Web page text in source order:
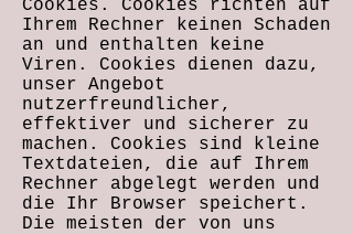
Cookies. Cookies richten auf
Ihrem Rechner keinen Schaden
an und enthalten keine
Viren. Cookies dienen dazu,
unser Angebot
nutzerfreundlicher,
effektiver und sicherer zu
machen. Cookies sind kleine
Textdateien, die auf Ihrem
Rechner abgelegt werden und
die Ihr Browser speichert.
Die meisten der von uns